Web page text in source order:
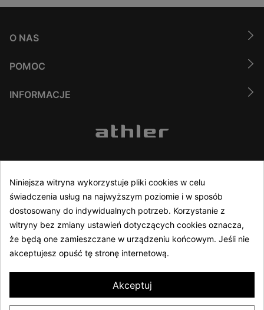
O NAS
POMOC
INFORMACJE
Infolinia czynna 8:00 - 16:00 w dni robocze
sklep@athler.pl
Niniejsza witryna wykorzystuje pliki cookies w celu
świadczenia usług na najwyższym poziomie i w sposób
dostosowany do indywidualnych potrzeb. Korzystanie z
witryny bez zmiany ustawień dotyczących cookies oznacza,
że będą one zamieszczane w urządzeniu końcowym. Jeśli nie
akceptujesz opuść tę stronę internetową.
Akceptuj